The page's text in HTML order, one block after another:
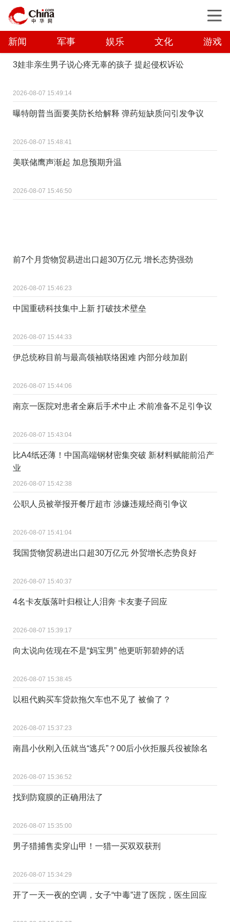
新闻 军事 娱乐 文化 游戏
3娃非亲生男子说心疼无辜的孩子 提起侵权诉讼
2026-08-07 15:49:14
曝特朗普当面要美防长给解释 弹药短缺质问引发争议
2026-08-07 15:48:41
美联储鹰声渐起 加息预期升温
2026-08-07 15:46:50
前7个月货物贸易进出口超30万亿元 增长态势强劲
2026-08-07 15:46:23
中国重磅科技集中上新 打破技术壁垒
2026-08-07 15:44:33
伊总统称目前与最高领袖联络困难 内部分歧加剧
2026-08-07 15:44:06
南京一医院对患者全麻后手术中止 术前准备不足引争议
2026-08-07 15:43:04
比A4纸还薄！中国高端钢材密集突破 新材料赋能前沿产
业
2026-08-07 15:42:38
公职人员被举报开餐厅超市 涉嫌违规经商引争议
2026-08-07 15:41:04
我国货物贸易进出口超30万亿元 外贸增长态势良好
2026-08-07 15:40:37
4名卡友版落叶归根让人泪奔 卡友妻子回应
2026-08-07 15:39:17
向太说向佐现在不是“妈宝男” 他更听郭碧婷的话
2026-08-07 15:38:45
以租代购买车贷款拖欠车也不见了 被偷了？
2026-08-07 15:37:23
南昌小伙刚入伍就当“逃兵”？00后小伙拒服兵役被除名
2026-08-07 15:36:52
找到防窥膜的正确用法了 ​
2026-08-07 15:35:00
男子猎捕售卖穿山甲！一猎一买双双获刑
2026-08-07 15:34:29
开了一天一夜的空调，女子“中毒”进了医院，医生回应